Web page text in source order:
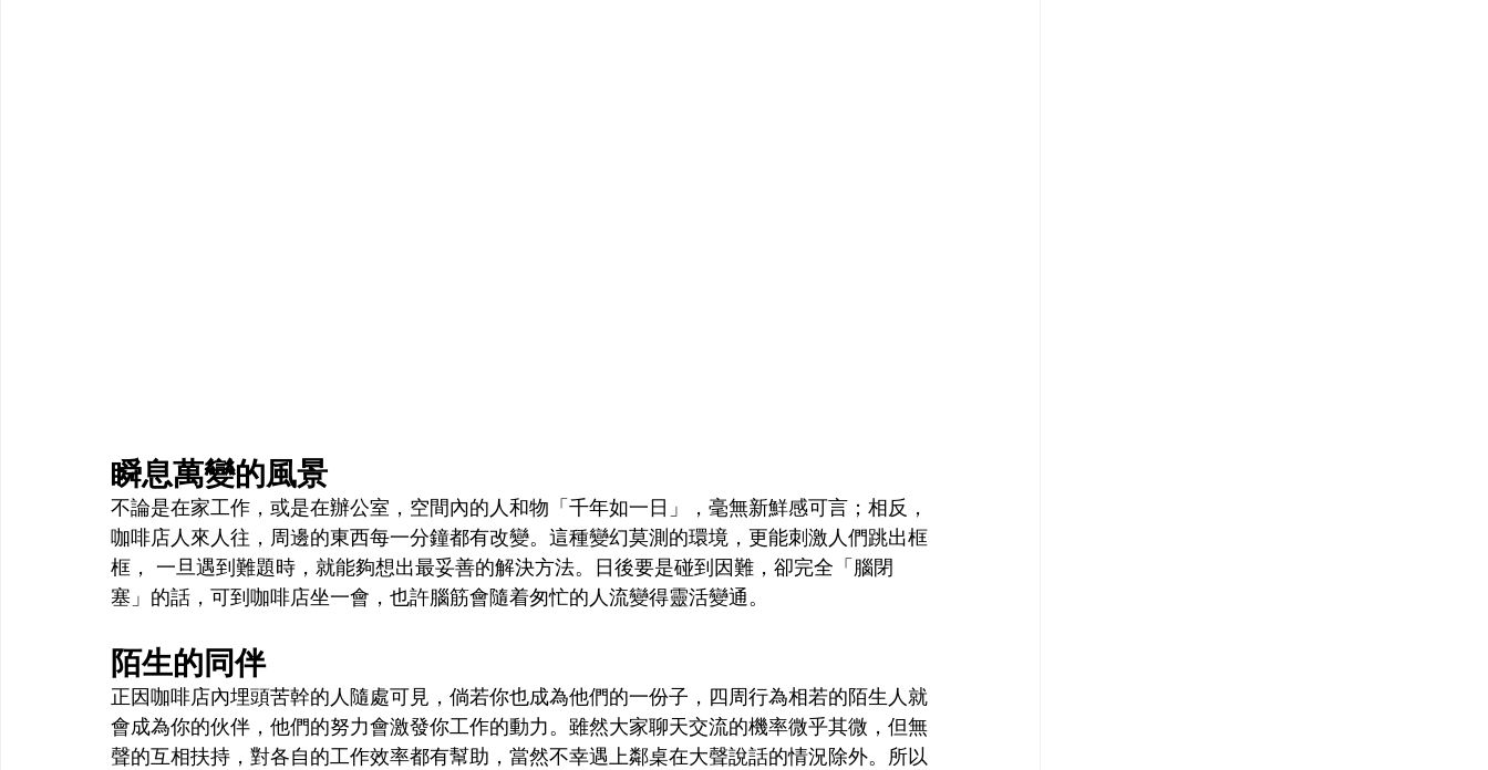
瞬息萬變的風景
不論是在家工作，或是在辦公室，空間內的人和物「千年如一日」，毫無新鮮感可言；相反，
咖啡店人來人往，周邊的東西每一分鐘都有改變。這種變幻莫測的環境，更能刺激人們跳出框
框， 一旦遇到難題時，就能夠想出最妥善的解決方法。日後要是碰到因難，卻完全「腦閉
塞」的話，可到咖啡店坐一會，也許腦筋會隨着匆忙的人流變得靈活變通。
陌生的同伴
正因咖啡店內埋頭苦幹的人隨處可見，倘若你也成為他們的一份子，四周行為相若的陌生人就
會成為你的伙伴，他們的努力會激發你工作的動力。雖然大家聊天交流的機率微乎其微，但無
聲的互相扶持，對各自的工作效率都有幫助，當然不幸遇上鄰桌在大聲說話的情況除外。所以